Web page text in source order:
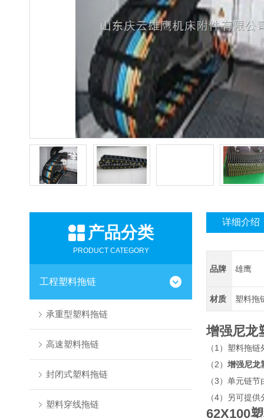
产品分类
PRODUCT CATEGORY
工程塑料拖链
承重型塑料拖链
高速塑料拖链
封闭式塑料拖链
塑料穿线拖链
详细介绍
品牌 雄鹰
材质 塑料拖
增强尼龙
（1）塑料拖
（2） 增强尼龙
（3）单元链
（4）另可提
62X100